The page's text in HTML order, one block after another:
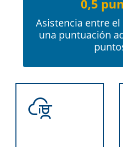
0,5
Asistencia entre el
una puntuación